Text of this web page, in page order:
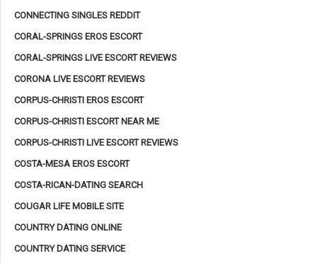
CONNECTING SINGLES REDDIT
CORAL-SPRINGS EROS ESCORT
CORAL-SPRINGS LIVE ESCORT REVIEWS
CORONA LIVE ESCORT REVIEWS
CORPUS-CHRISTI EROS ESCORT
CORPUS-CHRISTI ESCORT NEAR ME
CORPUS-CHRISTI LIVE ESCORT REVIEWS
COSTA-MESA EROS ESCORT
COSTA-RICAN-DATING SEARCH
COUGAR LIFE MOBILE SITE
COUNTRY DATING ONLINE
COUNTRY DATING SERVICE